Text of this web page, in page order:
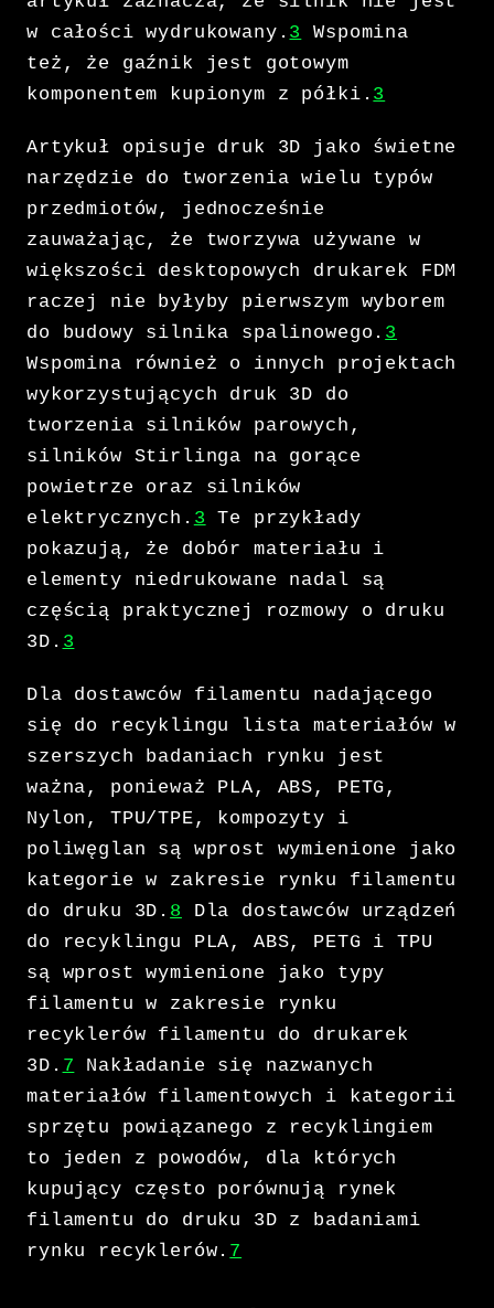
w całości wydrukowany. 3
Wspomina
też, że gaźnik jest gotowym
komponentem kupionym z półki. 3
Artykuł opisuje druk 3D jako świetne
narzędzie do tworzenia wielu typów
przedmiotów, jednocześnie
zauważając, że tworzywa używane w
większości desktopowych drukarek FDM
raczej nie byłyby pierwszym wyborem
do budowy silnika spalinowego. 3
Wspomina również o innych projektach
wykorzystujących druk 3D do
tworzenia silników parowych,
silników Stirlinga na gorące
powietrze oraz silników
elektrycznych. 3 Te przykłady
pokazują, że dobór materiału i
elementy niedrukowane nadal są
częścią praktycznej rozmowy o druku
3D. 3
Dla dostawców filamentu nadającego
się do recyklingu lista materiałów w
szerszych badaniach rynku jest
ważna, ponieważ PLA, ABS, PETG,
Nylon, TPU/TPE, kompozyty i
poliwęglan są wprost wymienione jako
kategorie w zakresie rynku filamentu
do druku 3D. 8
Dla dostawców urządzeń
do recyklingu PLA, ABS, PETG i TPU
są wprost wymienione jako typy
filamentu w zakresie rynku
recyklerów filamentu do drukarek
3D. 7 Nakładanie się nazwanych
materiałów filamentowych i kategorii
sprzętu powiązanego z recyklingiem
to jeden z powodów, dla których
kupujący często porównują rynek
filamentu do druku 3D z badaniami
rynku recyklerów. 7